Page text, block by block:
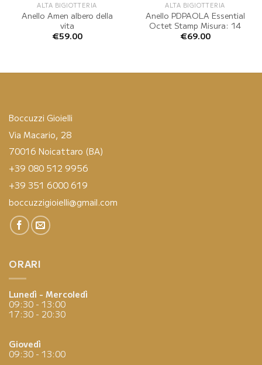
ALTA BIGIOTTERIA
Anello Amen albero della
vita
€59.00
ALTA BIGIOTTERIA
Anello PDPAOLA Essential
Octet Stamp Misura: 14
€69.00
Boccuzzi Gioielli
Via Macario, 28
70016 Noicattaro (BA)
+39 080 512 9956
+39 351 6000 619
boccuzzigioielli@gmail.com
ORARI
Lunedì - Mercoledì
09:30 - 13:00
17:30 - 20:30
Giovedì
09:30 - 13:00